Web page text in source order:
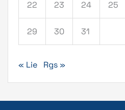
22 23 24 25
29 30 31
« Lie Rgs »